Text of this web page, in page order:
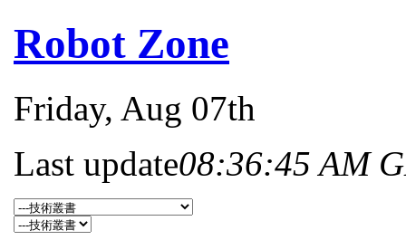
Robot Zone
Friday, Aug 07th
Last update08:36:45 AM